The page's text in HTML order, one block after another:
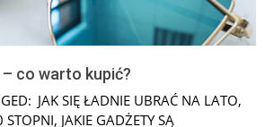
co warto kupić?
JAK SIĘ ŁADNIE UBRAĆ NA LATO,
STOPNI, JAKIE GADŻETY SĄ